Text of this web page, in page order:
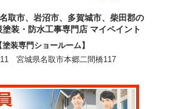
取市、岩沼市、多賀城市、柴田郡の
装・防水工事専門店 マイペイント
塗装専門ショールーム】
宮城県名取市本郷二間橋117